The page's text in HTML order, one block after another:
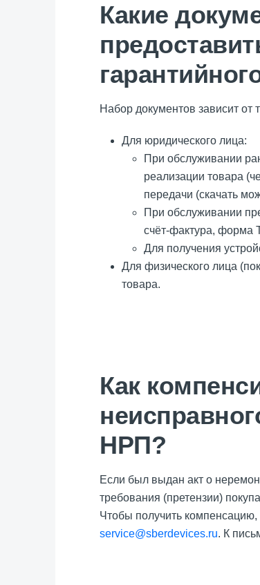
Какие
Набор документов зависит от
Для юридического лица:
При обслуживании
реализации товара
передачи (скачать
При обслуживании
счёт-фактура, форма
Для получения
Для физического лица
товара.
Как
НРП?
Если был выдан акт о
требования (претензии)
Чтобы получить
service@sberdevices.ru. К